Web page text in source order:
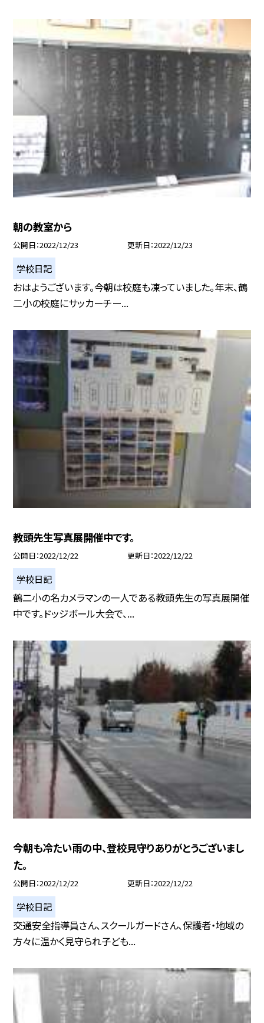
朝の教室から
公開日 2022/12/23 更新日 2022/12/23
学校日記
おはようございます。今朝は校庭も凍っていました。年末、鶴
二小の校庭にサッカーチー...
教頭先生写真展開催中です。
公開日 2022/12/22 更新日 2022/12/22
学校日記
鶴二小の名カメラマンの一人である教頭先生の写真展開催
中です。ドッジボール大会で、...
今朝も冷たい雨の中、登校見守りありがとうございまし
た。
公開日 2022/12/22 更新日 2022/12/22
学校日記
交通安全指導員さん、スクールガードさん、保護者・地域の
方々に温かく見守られ子ども...